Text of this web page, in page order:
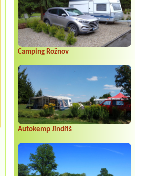
Camping Rožnov
Autokemp Jindřiš